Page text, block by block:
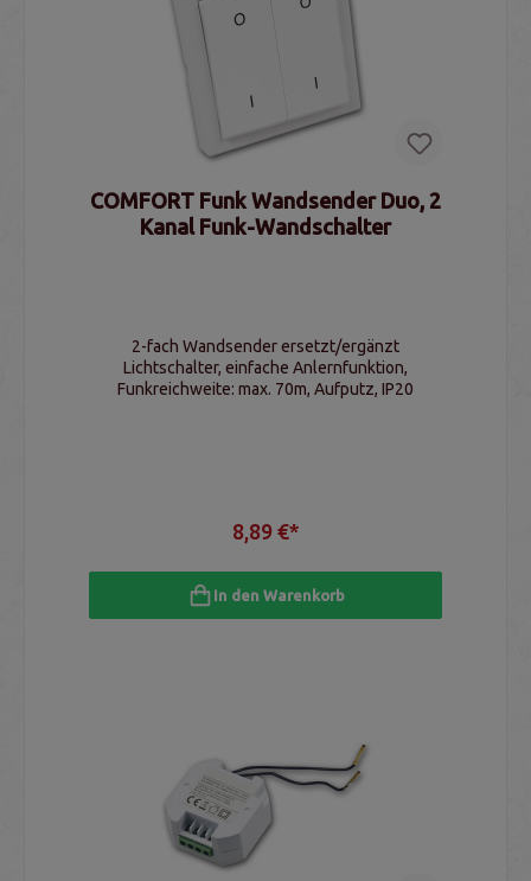
COMFORT Funk Wandsender Duo, 2
Kanal Funk-Wandschalter
2-fach Wandsender ersetzt/ergänzt
Lichtschalter, einfache Anlernfunktion,
Funkreichweite: max. 70m, Aufputz, IP20
8,89 €*
In den Warenkorb